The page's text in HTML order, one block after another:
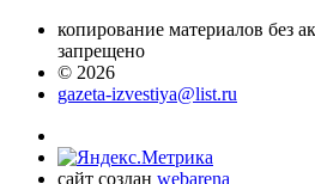
копирование материалов без
запрещено
© 2026
gazeta-izvestiya@list.ru
сайт создан webarena